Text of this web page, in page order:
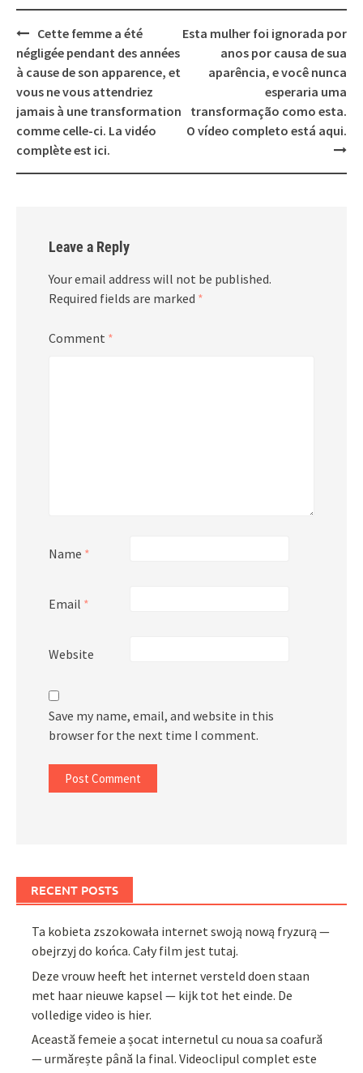
Post
navigation
Cette femme a été
négligée pendant des années
à cause de son apparence, et
vous ne vous attendriez
jamais à une transformation
comme celle-ci. La vidéo
complète est ici.
Esta mulher foi ignorada por
anos por causa de sua
aparência, e você nunca
esperaria uma
transformação como esta.
O vídeo completo está aqui.
Leave a Reply
Your email address will not be published.
Required fields are marked *
Comment *
Name *
Email *
Website
Save my name, email, and website in this
browser for the next time I comment.
RECENT POSTS
Ta kobieta zszokowała internet swoją nową fryzurą —
obejrzyj do końca. Cały film jest tutaj.
Deze vrouw heeft het internet versteld doen staan
met haar nieuwe kapsel — kijk tot het einde. De
volledige video is hier.
Această femeie a șocat internetul cu noua sa coafură
— urmărește până la final. Videoclipul complet este